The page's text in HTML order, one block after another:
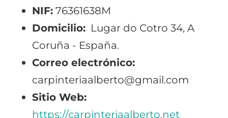
NIF: 76361638M
Domicilio: Lugar do Cotro 34, A
Coruña - España.
Correo electrónico:
carpinteriaalberto@gmail.com
Sitio Web:
https://carpinteriaalberto.net